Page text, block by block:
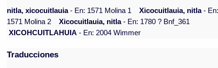
nitla, xicocuitlauia- En: 1571 Molina 1 Xicocuitlauia, nitla-
1571 Molina 2
Xicocuitlauia, nitla- En: 1780 ? Bnf_361
XICOHCUITLAHUIA - En: 2004 Wimmer
Traducciones